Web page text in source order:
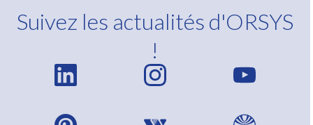
Suivez les actualités d'ORSYS
!